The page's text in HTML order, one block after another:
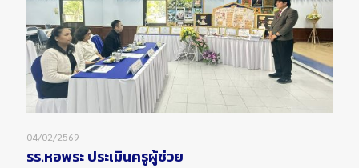
04/02/2569
รร.หอพระ ประเมินครูผู้ช่วย